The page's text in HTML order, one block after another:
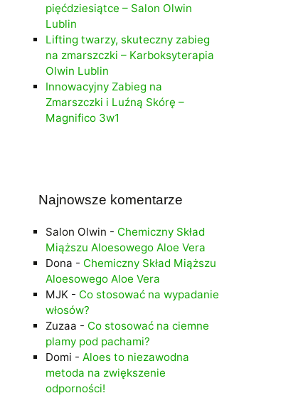
pięćdziesiątce – Salon Olwin
Lublin
Lifting twarzy, skuteczny zabieg
na zmarszczki – Karboksyterapia
Olwin Lublin
Innowacyjny Zabieg na
Zmarszczki i Luźną Skórę –
Magnifico 3w1
Najnowsze komentarze
Salon Olwin - Chemiczny Skład
Miąższu Aloesowego Aloe Vera
Dona - Chemiczny Skład Miąższu
Aloesowego Aloe Vera
MJK - Co stosować na wypadanie
włosów?
Zuzaa - Co stosować na ciemne
plamy pod pachami?
Domi - Aloes to niezawodna
metoda na zwiększenie
odporności!